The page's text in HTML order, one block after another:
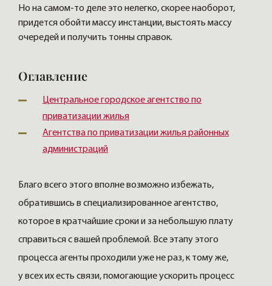
Но на самом-то деле это нелегко, скорее наоборот,
придется обойти массу инстанции, выстоять массу
очередей и получить тонны справок.
Оглавление
Центральное городское агентство по
приватизации жилья
Агентства по приватизации жилья районных
администраций
Благо всего этого вполне возможно избежать,
обратившись в специализированное агентство,
которое в кратчайшие сроки и за небольшую плату
справиться с вашей проблемой. Все этапу этого
процесса агенты проходили уже не раз, к тому же,
у всех их есть связи, помогающие ускорить процесс